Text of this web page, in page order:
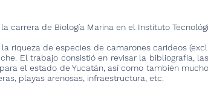
carrera de Biología Marina en el Instituto
riqueza de especies de camarones carideos
El trabajo consistió en revisar la bibliografia,
el estado de Yucatán, así como también
playas arenosas, infraestructura, etc.